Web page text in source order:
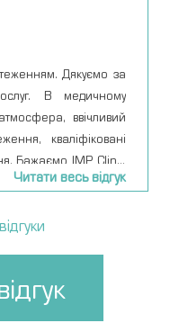
but if we need them
around.
Дякуємо за
В медичному
ввічливий
кваліфіковані
Бажаємо IMP Clinic
Читати весь відгук